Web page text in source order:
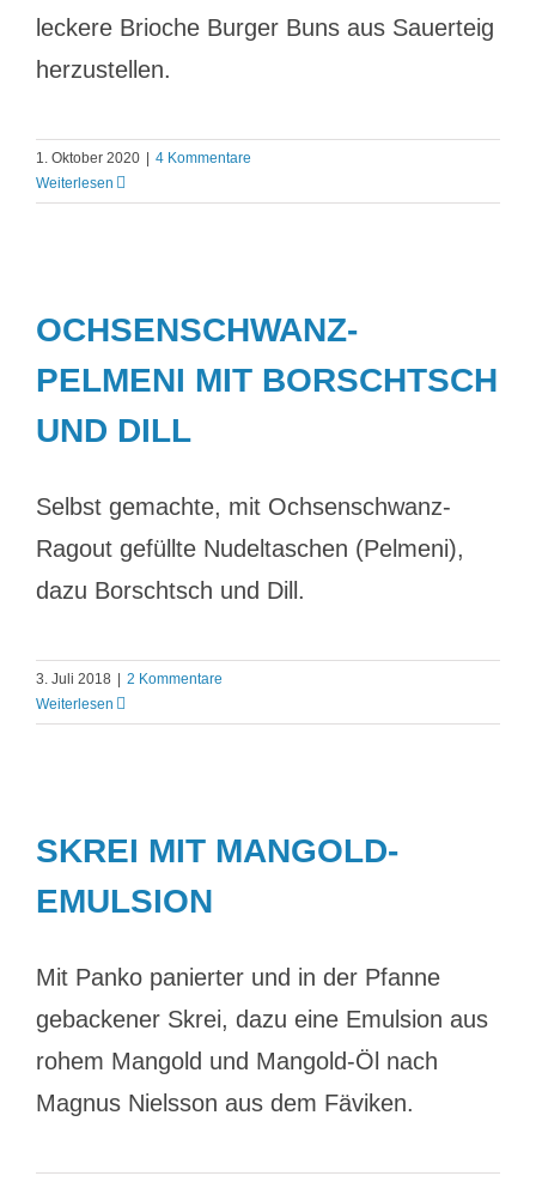
leckere Brioche Burger Buns aus Sauerteig
herzustellen.
1. Oktober 2020
4 Kommentare
Weiterlesen
OCHSENSCHWANZ-
PELMENI MIT BORSCHTSCH
UND DILL
Selbst gemachte, mit Ochsenschwanz-
Ragout gefüllte Nudeltaschen (Pelmeni),
dazu Borschtsch und Dill.
3. Juli 2018
2 Kommentare
Weiterlesen
SKREI MIT MANGOLD-
EMULSION
Mit Panko panierter und in der Pfanne
gebackener Skrei, dazu eine Emulsion aus
rohem Mangold und Mangold-Öl nach
Magnus Nielsson aus dem Fäviken.